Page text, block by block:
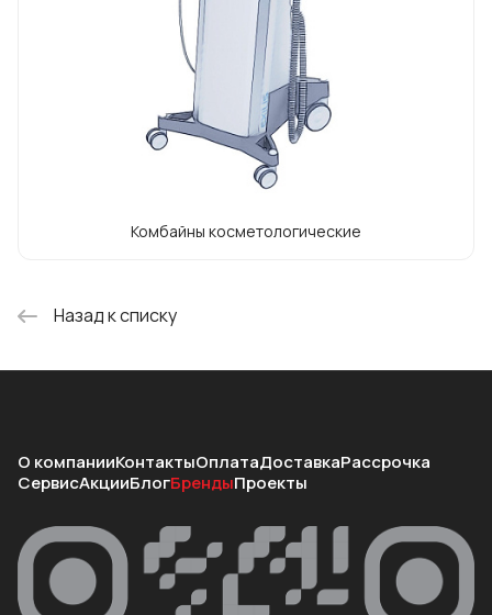
Комбайны косметологические
Назад к списку
О компанииКонтактыОплатаДоставкаРассрочка
СервисАкцииБлогБрендыПроекты